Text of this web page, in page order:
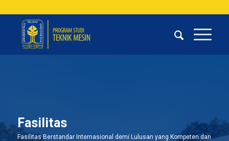
Fasilitas
Fasilitas Berstandar Internasional demi Lulusan yang Kompeten dan